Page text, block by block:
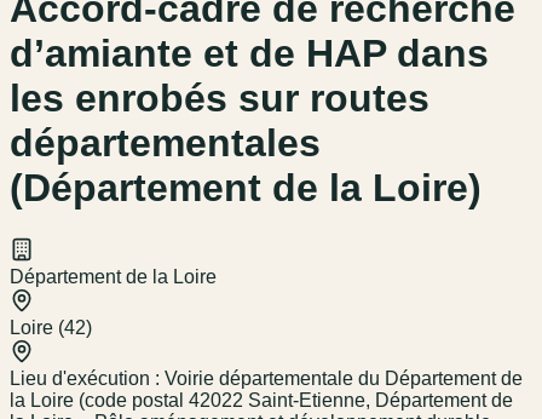
Accord-cadre de recherche
d’amiante et de HAP dans
les enrobés sur routes
départementales
(Département de la Loire)
Département de la Loire
Loire (42)
Lieu d'exécution : Voirie départementale du Département de
la Loire (code postal 42022 Saint-Etienne, Département de